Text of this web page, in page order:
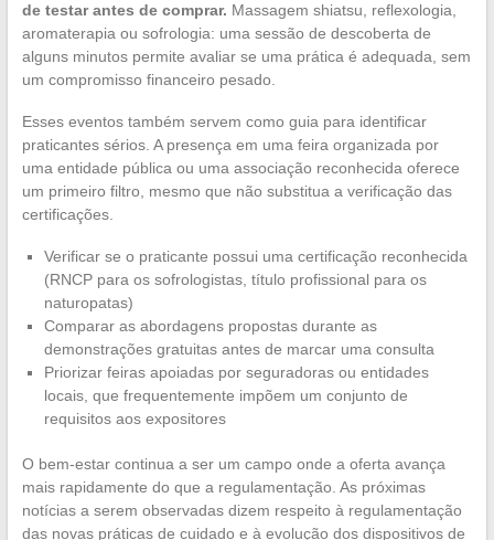
de testar antes de comprar. Massagem shiatsu, reflexologia,
aromaterapia ou sofrologia: uma sessão de descoberta de
alguns minutos permite avaliar se uma prática é adequada, sem
um compromisso financeiro pesado.
Esses eventos também servem como guia para identificar
praticantes sérios. A presença em uma feira organizada por
uma entidade pública ou uma associação reconhecida oferece
um primeiro filtro, mesmo que não substitua a verificação das
certificações.
Verificar se o praticante possui uma certificação reconhecida
(RNCP para os sofrologistas, título profissional para os
naturopatas)
Comparar as abordagens propostas durante as
demonstrações gratuitas antes de marcar uma consulta
Priorizar feiras apoiadas por seguradoras ou entidades
locais, que frequentemente impõem um conjunto de
requisitos aos expositores
O bem-estar continua a ser um campo onde a oferta avança
mais rapidamente do que a regulamentação. As próximas
notícias a serem observadas dizem respeito à regulamentação
das novas práticas de cuidado e à evolução dos dispositivos de